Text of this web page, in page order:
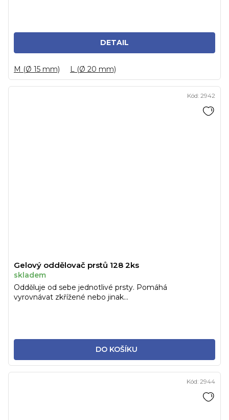
DETAIL
M (Ø 15 mm) L (Ø 20 mm)
Gelový oddělovač prstů 128 2ks
skladem
DO KOŠÍKU
Odděluje od sebe jednotlivé prsty. Pomáhá
vyrovnávat zkřížené nebo jinak...
Kód: 2942
Kód: 2944